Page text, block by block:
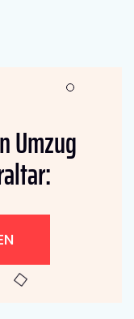
Umzug